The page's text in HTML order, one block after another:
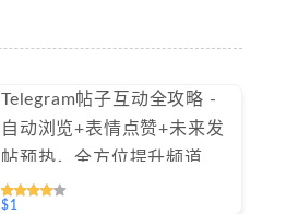
Telegram帖子互动全攻略 -
自动浏览+表情点赞+未来发
帖预热，全方位提升频道活
跃度（不支持免费测试）
$1